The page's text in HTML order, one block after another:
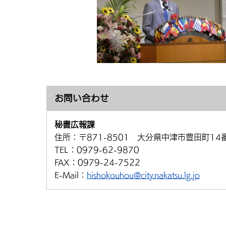
お問い合わせ
秘書広報課
住所： 〒871-8501 大分県中津市豊田町14
TEL： 0979-62-9870
FAX： 0979-24-7522
E-Mail： hishokouhou@city.nakatsu.lg.jp